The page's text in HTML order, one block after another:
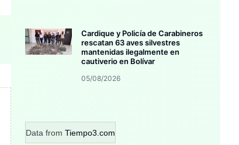
Cardique y Policía de Carabineros
rescatan 63 aves silvestres
mantenidas ilegalmente en
cautiverio en Bolívar
05/08/2026
Data from Tiempo3.com